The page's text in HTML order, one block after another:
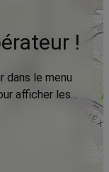
!
dans le menu
afficher les